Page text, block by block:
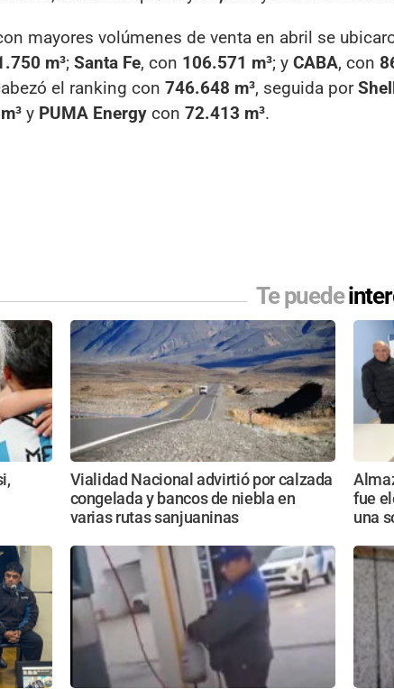
mayores volúmenes de venta en abril se
m³; Santa Fe, con 106.571 m³; y CABA, con
el ranking con 746.648 m³, seguida por
y PUMA Energy con 72.413 m³.
Te puede
Vialidad Nacional advirtió por calzada
congelada y bancos de niebla en
varias rutas sanjuaninas
fue
una